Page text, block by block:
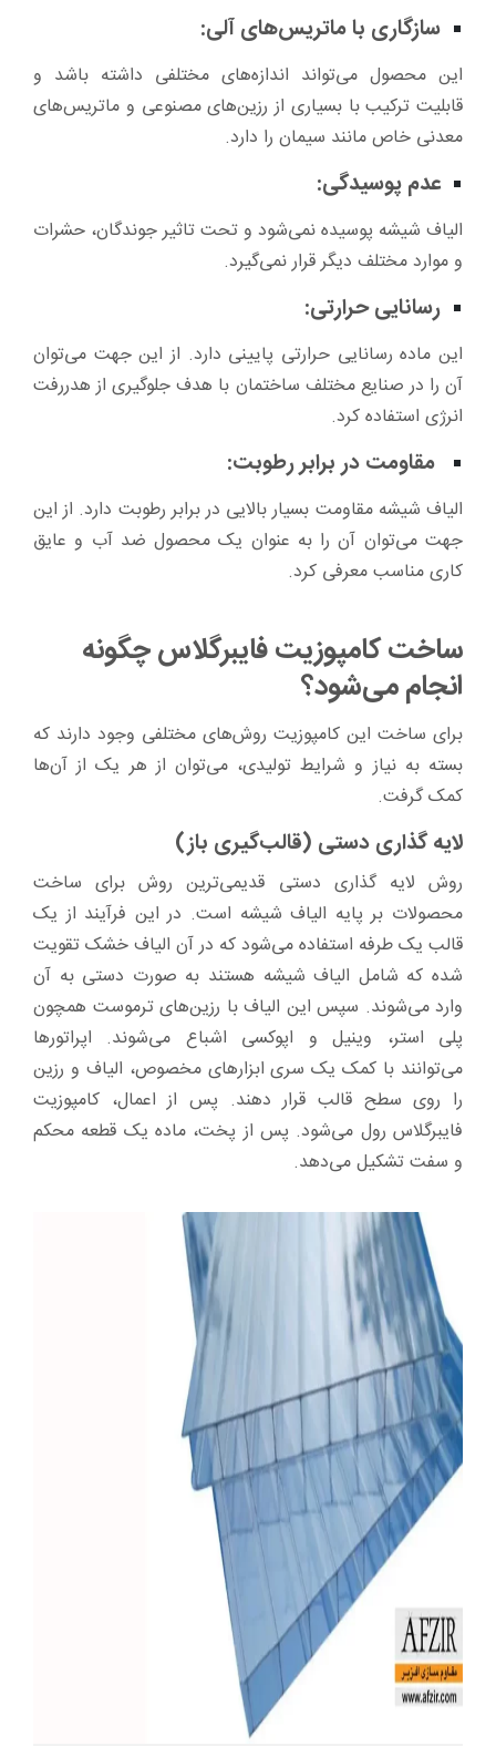
سازگاری با ماتریس‌های آلی:
این محصول می‌تواند اندازه‌های مختلفی داشته باشد و
قابلیت ترکیب با بسیاری از رزین‌های مصنوعی و ماتریس‌های
معدنی خاص مانند سیمان را دارد.
عدم پوسیدگی:
الیاف شیشه پوسیده نمی‌شود و تحت تاثیر جوندگان، حشرات
و موارد مختلف دیگر قرار نمی‌گیرد.
رسانایی حرارتی:
این ماده رسانایی حرارتی پایینی دارد. از این جهت می‌توان
آن را در صنایع مختلف ساختمان با هدف جلوگیری از هدررفت
انرژی استفاده کرد.
مقاومت در برابر رطوبت:
الیاف شیشه مقاومت بسیار بالایی در برابر رطوبت دارد. از این
جهت می‌توان آن را به عنوان یک محصول ضد آب و عایق
کاری مناسب معرفی کرد.
ساخت کامپوزیت فایبرگلاس چگونه
انجام می‌شود؟
برای ساخت این کامپوزیت روش‌های مختلفی وجود دارند که
بسته به نیاز و شرایط تولیدی، می‌توان از هر یک از آن‌ها
کمک گرفت.
لایه گذاری دستی (قالب‌گیری باز)
روش لایه گذاری دستی قدیمی‌ترین روش برای ساخت
محصولات بر پایه الیاف شیشه است. در این فرآیند از یک
قالب یک طرفه استفاده می‌شود که در آن الیاف خشک تقویت
شده که شامل الیاف شیشه هستند به صورت دستی به آن
وارد می‌شوند. سپس این الیاف با رزین‌های ترموست همچون
پلی استر، وینیل و اپوکسی اشباع می‌شوند. اپراتورها
می‌توانند با کمک یک سری ابزارهای مخصوص، الیاف و رزین
را روی سطح قالب قرار دهند. پس از اعمال، کامپوزیت
فایبرگلاس رول می‌شود. پس از پخت، ماده یک قطعه محکم
و سفت تشکیل می‌دهد.